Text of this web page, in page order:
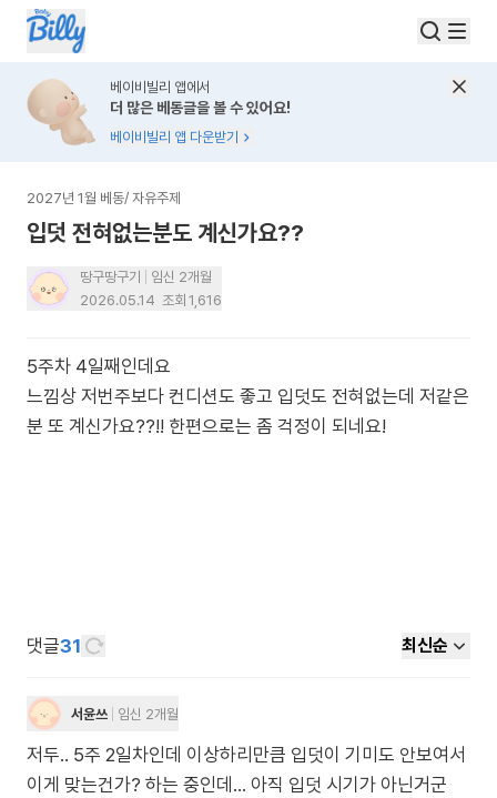
베이비빌리 앱에서
더 많은 베동글을 볼 수 있어요!
베이비빌리 앱 다운받기
2027년 1월 베동/ 자유주제
입덧 전혀없는분도 계신가요??
땅구땅구기
임신 2개월
2026.05.14 조회 1,616
5주차 4일째인데요
느낌상 저번주보다 컨디션도 좋고 입덧도 전혀없는데 저같은
분 또 계신가요??!! 한편으로는 좀 걱정이 되네요!
댓글31 최신순
서윤쓰 임신 2개월
저두.. 5주 2일차인데 이상하리만큼 입덧이 기미도 안보여서
이게 맞는건가? 하는 중인데... 아직 입덧 시기가 아닌거군